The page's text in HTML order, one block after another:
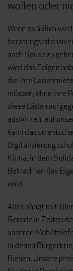
wollen oder
Wenn es üblich
nach Hause zu
wird das Folgen
die ihre
müssen, ohne ihre
diese Läden
auswirken, auf
kann das so
Digitalisierung
Klima, in dem
Betrachten des
wird.
Alles hängt mit
Gerade in Zeiten
unseren
in denen
fliehen. Unsere